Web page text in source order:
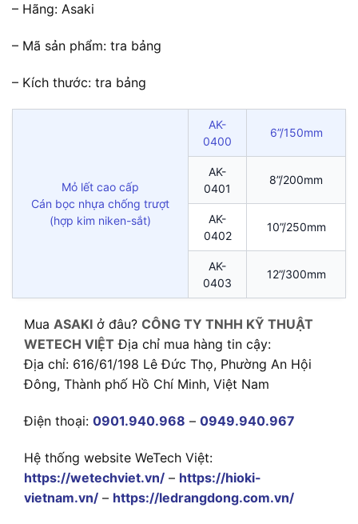
– Hãng: Asaki
– Mã sản phẩm: tra bảng
– Kích thước: tra bảng
Mỏ lết cao cấp
Cán bọc nhựa chống trượt
(hợp kim niken-sắt)
AK-
0400
6”/150mm
AK-
0401
8”/200mm
AK-
0402
10”/250mm
AK-
0403
12”/300mm
Mua ASAKI ở đâu? CÔNG TY TNHH KỸ THUẬT
WETECH VIỆT Địa chỉ mua hàng tin cậy:
Địa chỉ: 616/61/198 Lê Đức Thọ, Phường An Hội
Đông, Thành phố Hồ Chí Minh, Việt Nam
Điện thoại: 0901.940.968 – 0949.940.967
Hệ thống website WeTech Việt:
https://wetechviet.vn/ – https://hioki-
vietnam.vn/ – https://ledrangdong.com.vn/